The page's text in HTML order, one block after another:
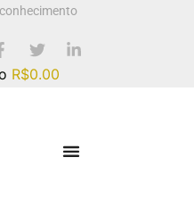
R$0.00